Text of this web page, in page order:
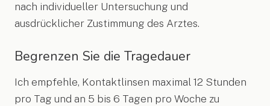
nach individueller Untersuchung und
ausdrücklicher Zustimmung des Arztes.
Begrenzen Sie die Tragedauer
Ich empfehle, Kontaktlinsen maximal 12 Stunden
pro Tag und an 5 bis 6 Tagen pro Woche zu